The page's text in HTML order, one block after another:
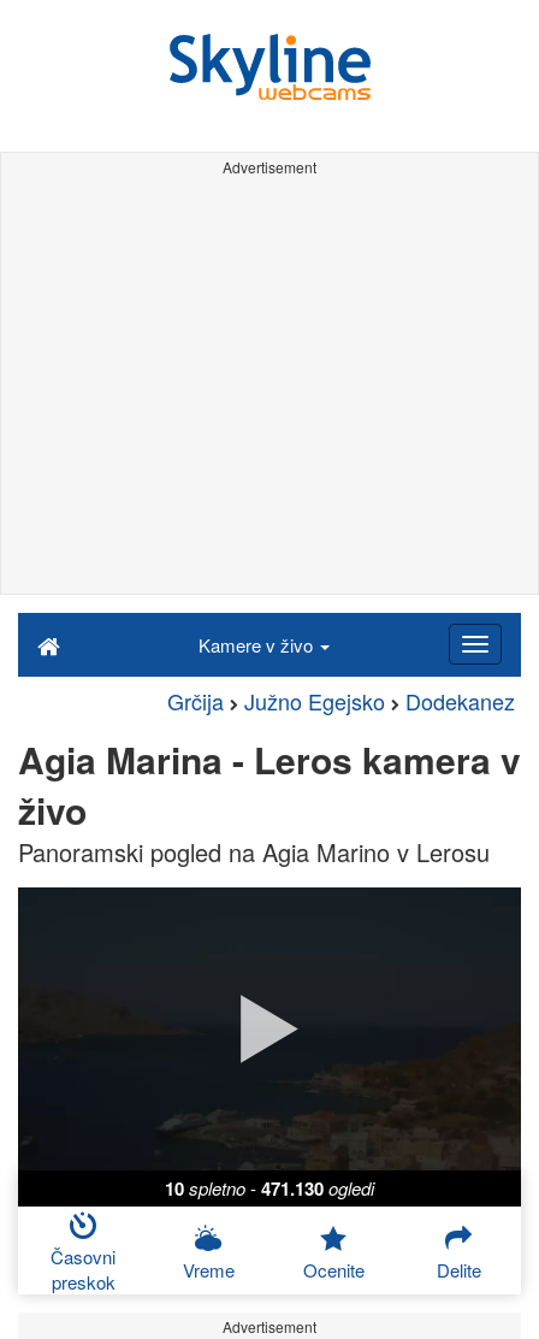
Advertisement
Kamere v živo
Grčija Južno Egejsko Dodekanez
Agia Marina - Leros kamera v
živo
Panoramski pogled na Agia Marino v Lerosu
10spletno-471.130ogledi
Časovni
preskok
Vreme Ocenite Delite
Advertisement